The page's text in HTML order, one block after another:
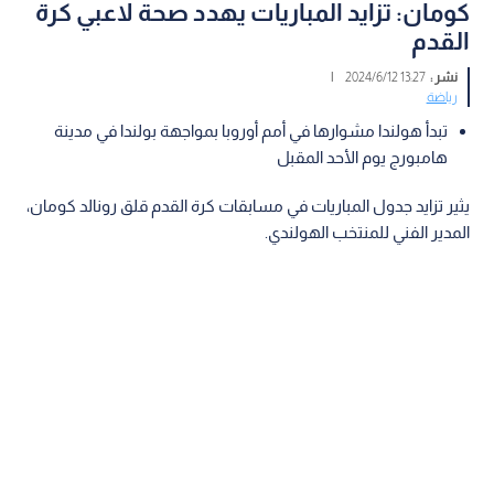
كومان: تزايد المباريات يهدد صحة لاعبي كرة
القدم
نشر :13:27 2024/6/12
|
رياضة
تبدأ هولندا مشوارها في أمم أوروبا بمواجهة بولندا في مدينة
هامبورج يوم الأحد المقبل
يثير تزايد جدول المباريات في مسابقات كرة القدم قلق رونالد كومان،
المدير الفني للمنتخب الهولندي.